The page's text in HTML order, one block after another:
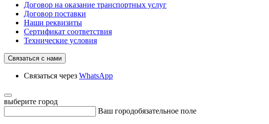
Договор на оказание транспортных услуг
Договор поставки
Наши реквизиты
Сертификат соответствия
Технические условия
Связаться с нами
Связаться через WhatsApp
выберите город
Ваш городобязательное поле